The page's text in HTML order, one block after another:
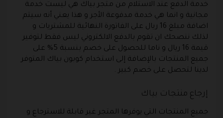
خدمة الدفع عند الاستلام من متجر بياك هي ليست خدمة
مجانية و انما هي خدمة مدفوعة الأجر و هذا يعني أنه سيتم
اضافة مبلغ 16 ريال على الفاتورة النهائية للمشتريات و
لذلك ننصحك ان تقوم بالدفع الالكتروني ليس فقط لتوفير
قيمة 16 ريال و ناما للحصول على خصم بنسبة 5% على
جميع المنتجات بالإضافة إلى استخدام كوبون بياك المتوفر
لدينا لتحصل على خصم كبير .
إرجاع منتجات بياك
جميع المنتجات التي يوفرها المتجر غير قابلة للاسترجاع و